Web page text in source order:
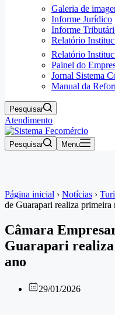
Galeria de
Informe Jurídico
Informe
Relatório
Relatório
Painel do
Jornal Sistema
Manual da
Pesquisar
Atendimento
Pesquisar Menu
Página inicial › Notícias ›
de Guarapari realiza primeira
Câmara
Guarapari
ano
29/01/2026